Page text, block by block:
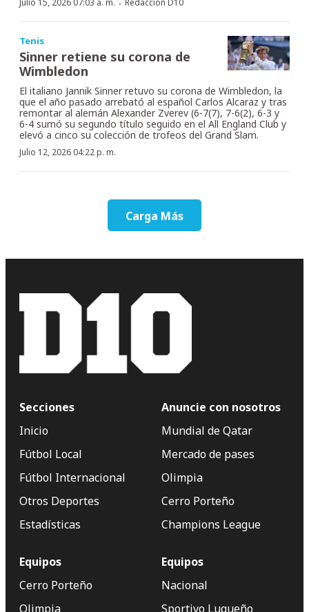
·
Tenis
Sinner retiene su corona de
Wimbledon
El italiano Jannik Sinner retuvo su corona de Wimbledon, la
que el año pasado arrebató al español Carlos Alcaraz y tras
remontar al alemán Alexander Zverev (6-7(7), 7-6(2), 6-3 y
6-4 sumó su segundo título seguido en el All England Club y
elevó a cinco su colección de trofeos del Grand Slam.
Julio 12, 2026 04:22 p. m.
Carga Más
Secciones
Inicio
Fútbol Local
Fútbol Internacional
Otros Deportes
Estadísticas
Anuncie con nosotros
Mundial de Qatar
Mercado de pases
Olimpia
Cerro Porteño
Champions League
Equipos
Cerro Porteño
Olimpia
Equipos
Nacional
Sportivo Luqueño